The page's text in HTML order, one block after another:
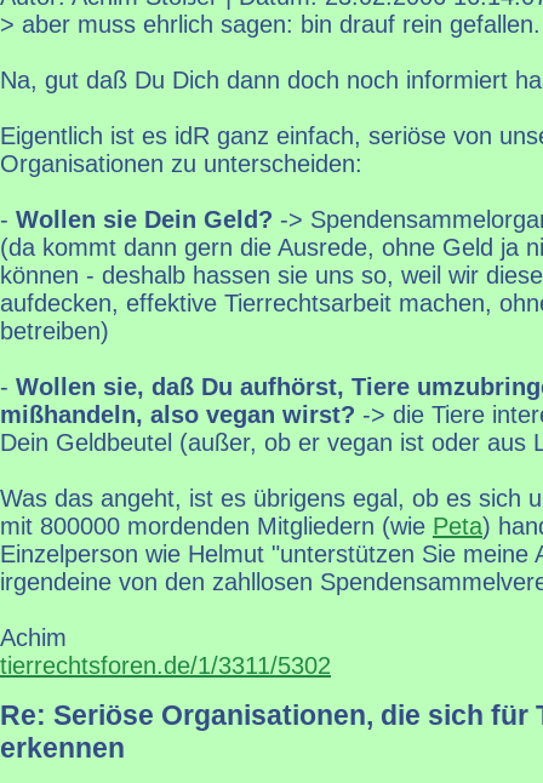
> aber muss ehrlich sagen: bin drauf rein gefallen.
Na, gut daß Du Dich dann doch noch informiert
Eigentlich ist es idR ganz einfach, seriöse von
Organisationen zu unterscheiden:
- Wollen sie Dein Geld? ->
(da kommt dann gern die Ausrede, ohne Geld ja
können - deshalb hassen sie uns so, weil wir
aufdecken, effektive Tierrechtsarbeit machen,
betreiben)
- Wollen sie, daß Du aufhörst, Tiere
mißhandeln, also vegan wirst? -> die Tiere
Dein Geldbeutel (außer, ob er vegan ist oder aus
Was das angeht, ist es übrigens egal, ob es sich
mit 800000 mordenden Mitgliedern (wie Peta)
Einzelperson wie Helmut "unterstützen Sie meine
irgendeine von den zahllosen
Achim
tierrechtsforen.de/1/3311/5302
Re: Seriöse Organisationen, die sich für
erkennen